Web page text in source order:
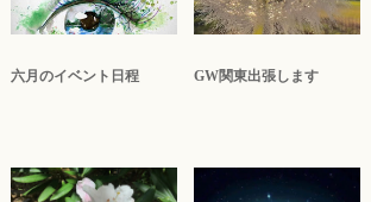
六月のイベント日程 GW関東出張します